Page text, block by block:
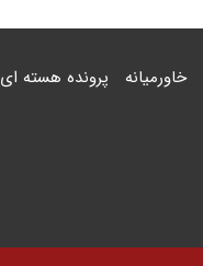
خاورمیانه پرونده هسته ای